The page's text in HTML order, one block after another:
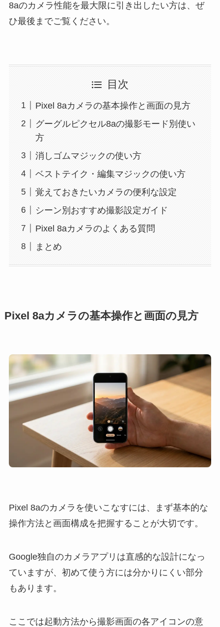
8aのカメラ性能を最大限に引き出したい方は、ぜ
ひ最後までご覧ください。
目次
Pixel 8aカメラの基本操作と画面の見方
グーグルピクセル8aの撮影モード別使い
方
消しゴムマジックの使い方
ベストテイク・編集マジックの使い方
覚えておきたいカメラの便利な設定
シーン別おすすめ撮影設定ガイド
Pixel 8aカメラのよくある質問
まとめ
Pixel 8aカメラの基本操作と画面の見方
Pixel 8aのカメラを使いこなすには、まず基本的な
操作方法と画面構成を把握することが大切です。
Google独自のカメラアプリは直感的な設計になっ
ていますが、初めて使う方には分かりにくい部分
もあります。
ここでは起動方法から撮影画面の各アイコンの意